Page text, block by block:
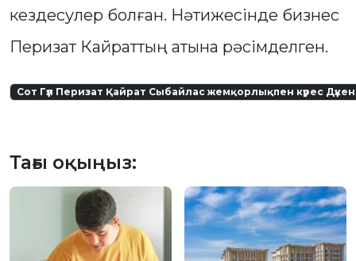
кездесулер болған. Нәтижесінде бизнес
Перизат Кайраттың атына рәсімделген.
Сот Гүл Перизат Қайрат Сыбайлас жемқорлықпен күрес Дүкен
Тағы оқыңыз: